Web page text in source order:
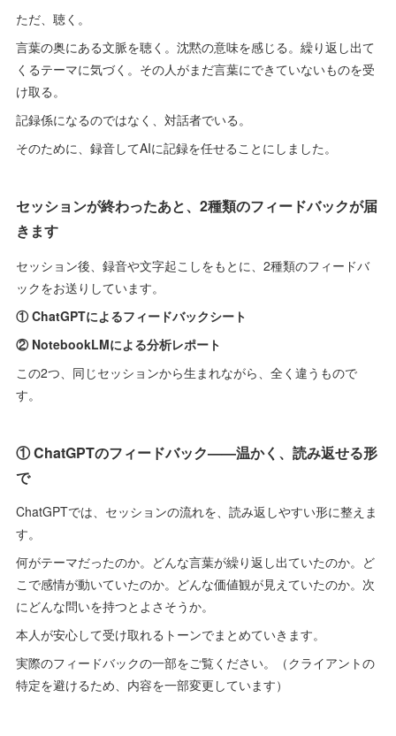
ただ、聴く。
言葉の奥にある文脈を聴く。沈黙の意味を感じる。繰り返し出て
くるテーマに気づく。その人がまだ言葉にできていないものを受
け取る。
記録係になるのではなく、対話者でいる。
そのために、録音してAIに記録を任せることにしました。
セッションが終わったあと、2種類のフィードバックが届
きます
セッション後、録音や文字起こしをもとに、2種類のフィードバ
ックをお送りしています。
① ChatGPTによるフィードバックシート
② NotebookLMによる分析レポート
この2つ、同じセッションから生まれながら、全く違うもので
す。
① ChatGPTのフィードバック——温かく、読み返せる形
で
ChatGPTでは、セッションの流れを、読み返しやすい形に整えま
す。
何がテーマだったのか。どんな言葉が繰り返し出ていたのか。ど
こで感情が動いていたのか。どんな価値観が見えていたのか。次
にどんな問いを持つとよさそうか。
本人が安心して受け取れるトーンでまとめていきます。
実際のフィードバックの一部をご覧ください。（クライアントの
特定を避けるため、内容を一部変更しています）